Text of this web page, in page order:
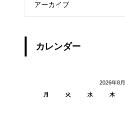
アーカイブ
カレンダー
2026年8月
月
火 水 木